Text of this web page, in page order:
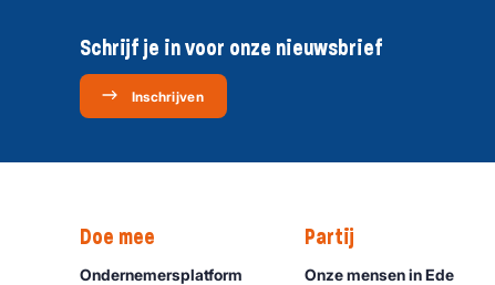
Schrijf je in voor onze nieuwsbrief
Inschrijven
Doe mee
Ondernemersplatform
Partij
Onze mensen in Ede